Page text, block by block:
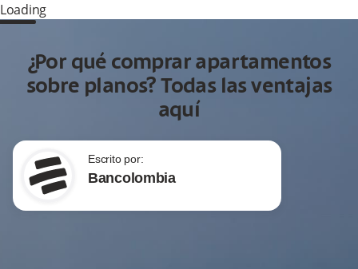
Loading
¿Por qué comprar apartamentos
sobre planos? Todas las ventajas
aquí
Escrito por:
Bancolombia